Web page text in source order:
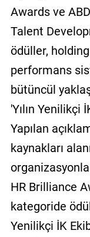
Awards ve
Talent
ödüller,
performans
bütüncül
'Yılın Yenilikçi
Yapılan
kaynakları
HR Brilliance
kategoride
Yenilikçi İK